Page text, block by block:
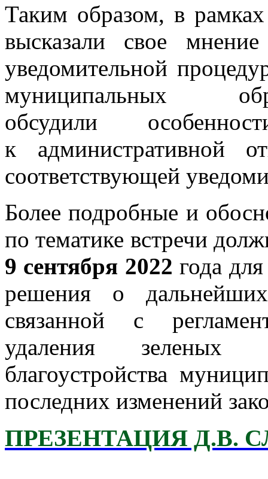
Таким образом, в
высказали свое
уведомительной
муниципальных
обсудили
к административной
соответствующей
Более подробные и
по тематике встречи
9 сентября 2022 года
решения о
связанной с
удаления зеленых
благоустройства
последних изменений
ПРЕЗЕНТАЦИЯ Д.В.